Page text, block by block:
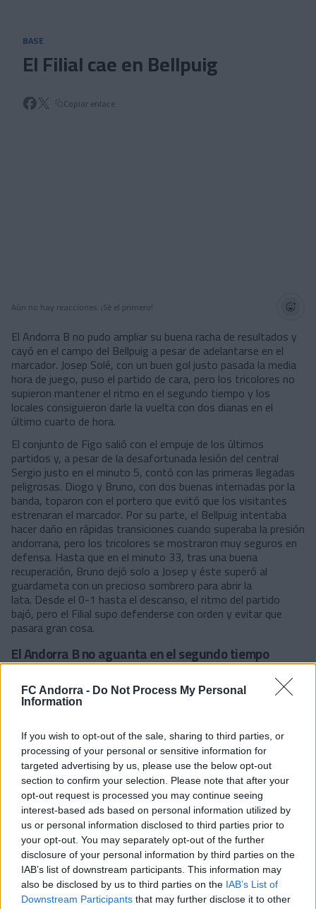
FC Andorra - Do Not Process My Personal
Information
If you wish to opt-out of the sale, sharing to third parties, or
processing of your personal or sensitive information for
targeted advertising by us, please use the below opt-out
section to confirm your selection. Please note that after your
opt-out request is processed you may continue seeing
interest-based ads based on personal information utilized by
us or personal information disclosed to third parties prior to
your opt-out. You may separately opt-out of the further
disclosure of your personal information by third parties on the
IAB’s list of downstream participants. This information may
also be disclosed by us to third parties on the IAB’s List of
Downstream Participants that may further disclose it to other
BASE
El Filial cae en Bellpuig
Copiar enlace
Aún no hay reacciones. ¡Sé el primero!
El Andorra B no pudo ampliar su buena racha de resultados y
cayó en el campo del Bellpuig a pesar de adelantarse en el
marcador. Josep Solé, con un buen gol justo pasada la media
hora de juego, puso el partido de cara, pero los tricolores no
supieron mantener el ritmo en el segundo tiempo y los
locales consiguieron darle la vuelta con dos dianas en el
último cuarto de hora.
El conjunto de Figo salió con el empuje de los últimos
partidos y, a pesar de la desafortunada lesión del central
Sergio justo en el minuto 5, contó con las primeras llegadas
peligrosas. Diogo y Bruno, con dos buenas internadas por la
banda, toparon con el portero que evitó que los visitantes
estrenaran el marcador. Por su parte, el Bellpuig intentaba
hacer daño en rápidas transiciones cuando superaba la presión
andorrana, pero los tricolores se mostraron muy seguros en
defensa. Hasta que en el minuto 33, tras una buena
recuperación, Bruno dejó solo a Josep y éste superó al
guardameta con un precioso sombrero para abrir la
lata. Desde el 0-1 hasta el descanso, el ritmo del partido
bajó, pero el Filial supo defenderse con orden y evitar que
pasara gran cosa.
El Andorra B no aguanta en el segundo tiempo
En la reanudación, en cambio, el Bellpuig dio un paso adelante
y poco a poco fue ganando metros. El Andorra no conseguía
calmar el duelo y eso permitió crecer a los locales, que
en el minuto 74, el árbitro pitó penalti por unas manos
dudosas y los del Urgell consiguieron el empate.
El gol no le probó al Andorra, que no supo reaccionar bien y lo
acabó pagando. Y es que poco después, en el 84', el Bellpuig
acabó de darle la vuelta al marcador en una jugada por banda
que, tras un par de rebotes, acabó con el 2-1 definitivo.
#SomTricolors
Noticias relacionadas